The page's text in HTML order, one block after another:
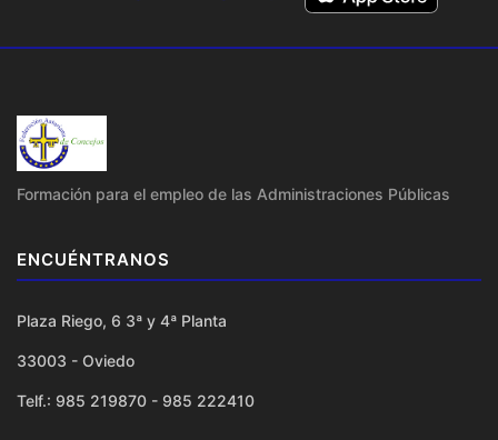
Formación para el empleo de las Administraciones Públicas
ENCUÉNTRANOS
Plaza Riego, 6 3ª y 4ª Planta
33003 - Oviedo
Telf.: 985 219870 - 985 222410